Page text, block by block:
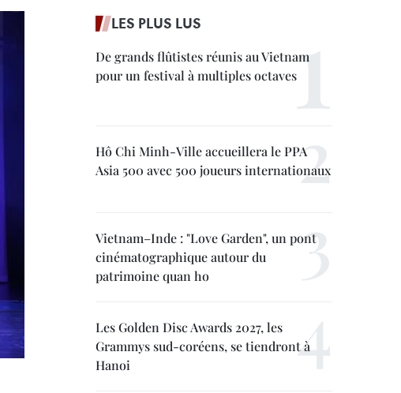
LES PLUS LUS
De grands flûtistes réunis au Vietnam
pour un festival à multiples octaves
Hô Chi Minh-Ville accueillera le PPA
Asia 500 avec 500 joueurs internationaux
Vietnam–Inde : "Love Garden", un pont
cinématographique autour du
patrimoine quan ho
Les Golden Disc Awards 2027, les
Grammys sud-coréens, se tiendront à
Hanoi